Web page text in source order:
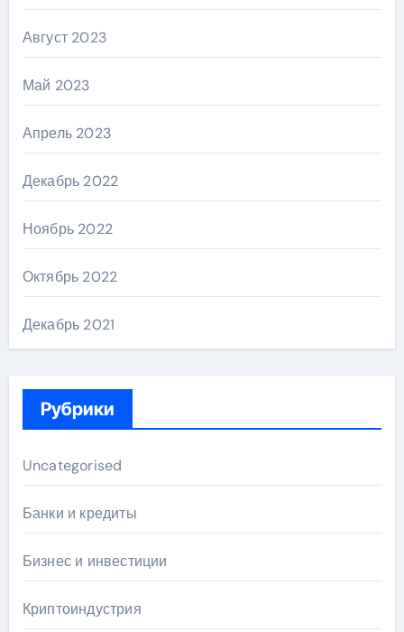
Август 2023
Май 2023
Апрель 2023
Декабрь 2022
Ноябрь 2022
Октябрь 2022
Декабрь 2021
Рубрики
Uncategorised
Банки и кредиты
Бизнес и инвестиции
Криптоиндустрия